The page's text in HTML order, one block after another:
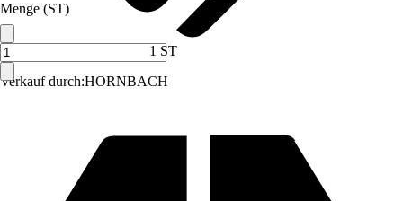
Verkauf durch:HORNBACH
Menge (ST)
1 ST